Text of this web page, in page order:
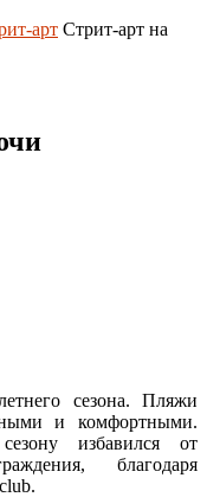
арт Стрит-арт на
сезона. Пляжи
и комфортными.
избавился от
благодаря